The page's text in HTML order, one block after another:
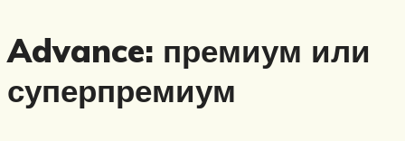
Advance: премиум или
суперпремиум